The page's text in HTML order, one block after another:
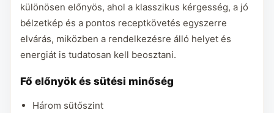
különösen előnyös, ahol a klasszikus kérgesség, a jó
bélzetkép és a pontos receptkövetés egyszerre
elvárás, miközben a rendelkezésre álló helyet és
energiát is tudatosan kell beosztani.
Fő előnyök és sütési minőség
Három sütőszint